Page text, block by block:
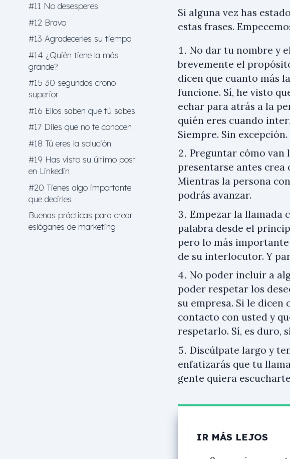
#11 No desesperes
#12 Bravo
#13 Agradecerles su tiempo
#14 ¿Quién tiene la más
grande?
#15 30 segundos crono
superior
#16 Ellos saben que tú sabes
#17 Diles que no te conocen
#18 Tú eres la solución
#19 Has visto su último post
en Linkedin
#20 Tienes algo importante
que decirles
Buenas prácticas para crear
eslóganes de marketing
Si alguna vez has
estas frases.
No dar tu nombre y
brevemente el
dicen que cuanto más
funcione. Sí, he visto
echar para atrás a la
quién eres cuando
Siempre. Sin excepción.
Preguntar cómo van
presentarse antes
Mientras la persona
podrás avanzar.
Empezar la llamada
palabra desde el
pero lo más
de su interlocutor. Y
No poder incluir a
poder respetar los
su empresa. Si le dicen
contacto con usted y
respetarlo. Sí, es duro,
Discúlpate largo y
enfatizarás que tu
gente quiera
IR MÁS LEJOS